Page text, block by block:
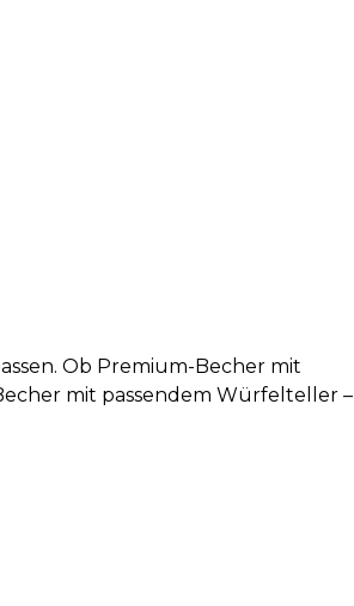
Ob Premium-Becher mit
mit passendem Würfelteller –